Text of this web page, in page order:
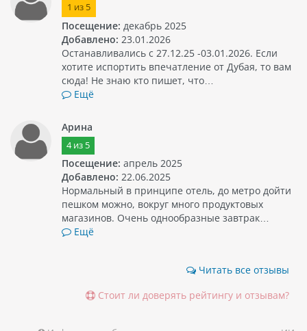
1 из 5
Посещение: декабрь 2025
Добавлено: 23.01.2026
Останавливались с 27.12.25 -03.01.2026. Если
хотите испортить впечатление от Дубая, то вам
сюда! Не знаю кто пишет, что…
Ещё
Арина
4из 5
Посещение: апрель 2025
Добавлено: 22.06.2025
Нормальный в принципе отель, до метро дойти
пешком можно, вокруг много продуктовых
магазинов. Очень однообразные завтрак…
Ещё
Читать все отзывы
Стоит ли доверять рейтингу и отзывам?